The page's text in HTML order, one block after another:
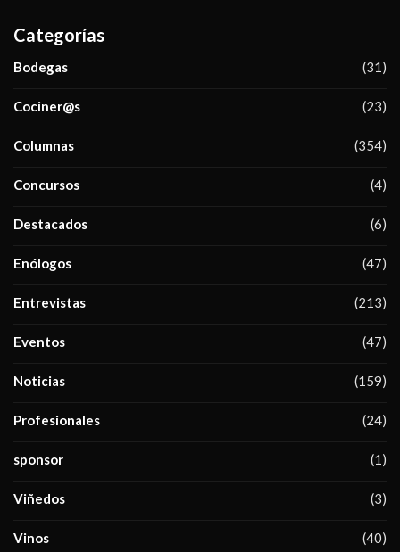
Categorías
Bodegas (31)
Cociner@s (23)
Columnas (354)
Concursos (4)
Destacados (6)
Enólogos (47)
Entrevistas (213)
Eventos (47)
Noticias (159)
Profesionales (24)
sponsor (1)
Viñedos (3)
Vinos (40)